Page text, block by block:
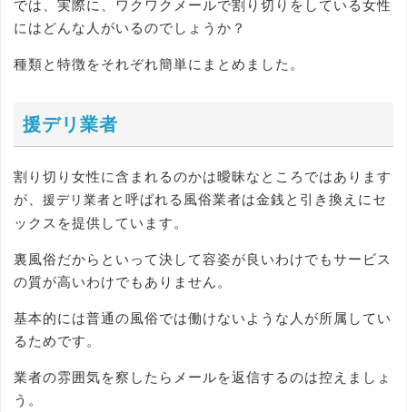
では、実際に、ワクワクメールで割り切りをしている女性
にはどんな人がいるのでしょうか？
種類と特徴をそれぞれ簡単にまとめました。
援デリ業者
割り切り女性に含まれるのかは曖昧なところではあります
が、 援デリ業者と呼ばれる風俗業者は金銭と引き換えにセ
ックスを提供しています。
裏風俗だからといって決して容姿が良いわけでもサービス
の質が高いわけでもありません。
基本的には普通の風俗では働けないような人が所属してい
るためです。
業者の雰囲気を察したらメールを返信するのは控えましょ
う。